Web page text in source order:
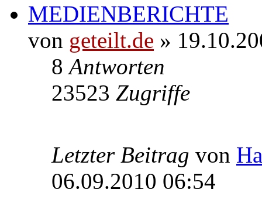
MEDIENBERICHTE
von geteilt.de »
8Antworten
23523 Zugriffe
Letzter Beitrag von
06.09.2010 06:54